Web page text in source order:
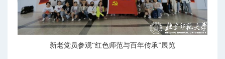
新老党员参观“红色师范与百年传承”展览